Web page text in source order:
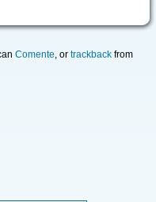
Comente, or trackbackfrom